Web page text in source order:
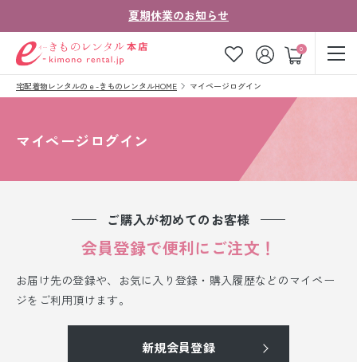
夏期休業のお知らせ
0
ゲスト
お気に入り ログイン
よくあるご質問
お問い合わせ
法人・グループの
お客様はこちら
着物の種類から探す
宅配着物レンタルのｅ-きものレンタルHOME マイページログイン
マイページログイン
ご購入が初めてのお客様
会員登録で便利にご注文！
お届け先の登録や、お気に入り登録・購入履歴などのマイペー
ジをご利用頂けます。
新規会員登録